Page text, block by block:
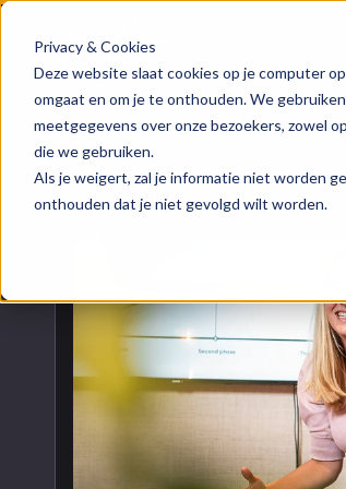
Privacy & Cookies
Deze website slaat cookies op je computer
omgaat en om je te onthouden. We
meetgegevens over onze bezoekers, zowel
die we gebruiken.
Als je weigert, zal je informatie niet worden
onthouden dat je niet gevolgd wilt worden.
HubSpot
HubSpot
HubSpot integraties
HubSpot maatwerk
Over
Team
Naar blogoverzicht